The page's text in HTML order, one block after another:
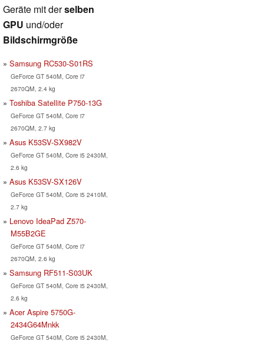
Geräte mit derselben
GPU und/oder
Bildschirmgröße
Samsung RC530-S01RS
GeForce GT 540M, Core i7
2670QM, 2.4 kg
Toshiba Satellite P750-13G
GeForce GT 540M, Core i7
2670QM, 2.7 kg
Asus K53SV-SX982V
GeForce GT 540M, Core i5 2430M,
2.6 kg
Asus K53SV-SX126V
GeForce GT 540M, Core i5 2410M,
2.7 kg
Lenovo IdeaPad Z570-
M55B2GE
GeForce GT 540M, Core i7
2670QM, 2.6 kg
Samsung RF511-S03UK
GeForce GT 540M, Core i5 2430M,
2.6 kg
Acer Aspire 5750G-
2434G64Mnkk
GeForce GT 540M, Core i5 2430M,